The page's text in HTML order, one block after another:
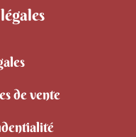
de vente